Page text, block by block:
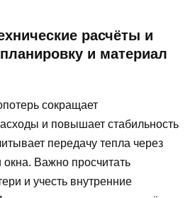
расчёты и
и материал
сокращает
и повышает стабильность
передачу тепла через
Важно просчитать
и учесть внутренние